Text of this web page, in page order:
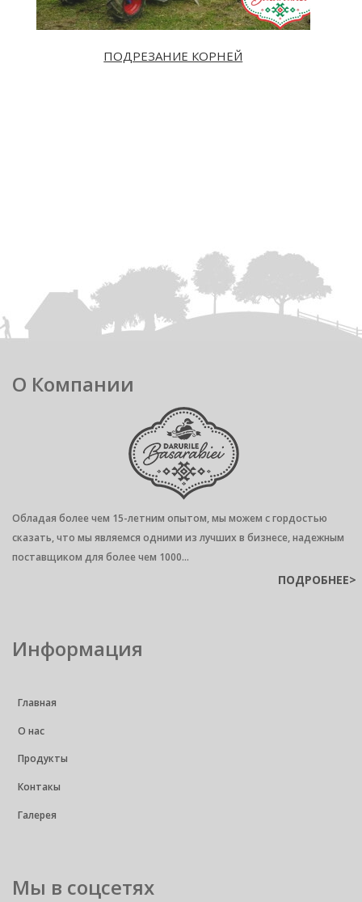
ПОДРЕЗАНИЕ КОРНЕЙ
О Компании
Обладая более чем 15-летним опытом, мы можем с гордостью
сказать, что мы являемся одними из лучших в бизнесе, надежным
поставщиком для более чем 1000...
ПОДРОБНЕЕ>
Информация
Главная
О нас
Продукты
Контакы
Галерея
Мы в соцсетях